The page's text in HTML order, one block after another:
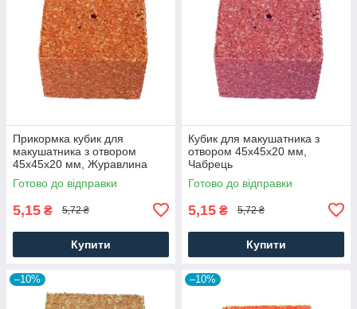
Прикормка кубик для
макушатника з отвором
45х45х20 мм, Журавлина
Готово до відправки
5,15 ₴ 5,72 ₴
Купити
Кубик для макушатника з
отвором 45х45х20 мм,
Чабрець
Готово до відправки
5,15 ₴ 5,72 ₴
Купити
–10% –10%